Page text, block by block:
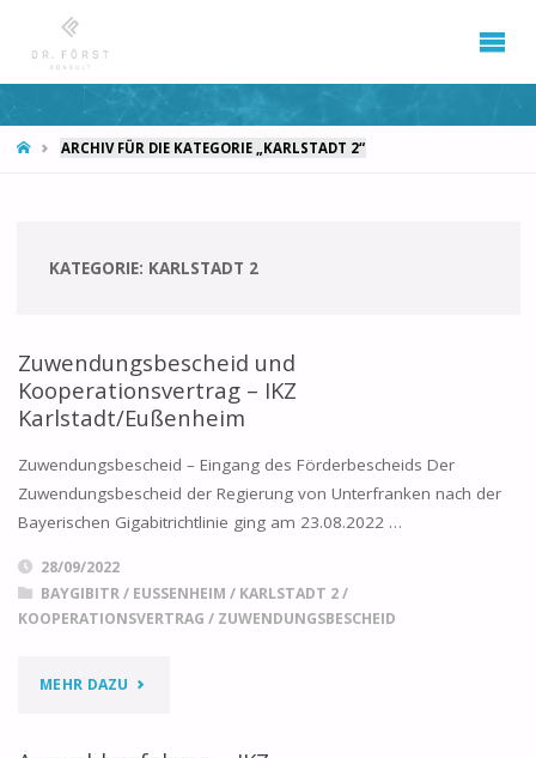
STARTARCHIV FÜR DIE KATEGORIE „KARLSTADT 2“
KATEGORIE: KARLSTADT 2
Zuwendungsbescheid und
Kooperationsvertrag – IKZ
Karlstadt/Eußenheim
Zuwendungsbescheid – Eingang des Förderbescheids Der
Zuwendungsbescheid der Regierung von Unterfranken nach der
Bayerischen Gigabitrichtlinie ging am 23.08.2022 …
28/09/2022
BAYGIBITR/ EUSSENHEIM / KARLSTADT 2/
KOOPERATIONSVERTRAG / ZUWENDUNGSBESCHEID
MEHR DAZU "ZUWENDUNGSBESCHEID